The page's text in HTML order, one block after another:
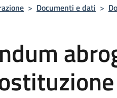
> Documenti e dati >